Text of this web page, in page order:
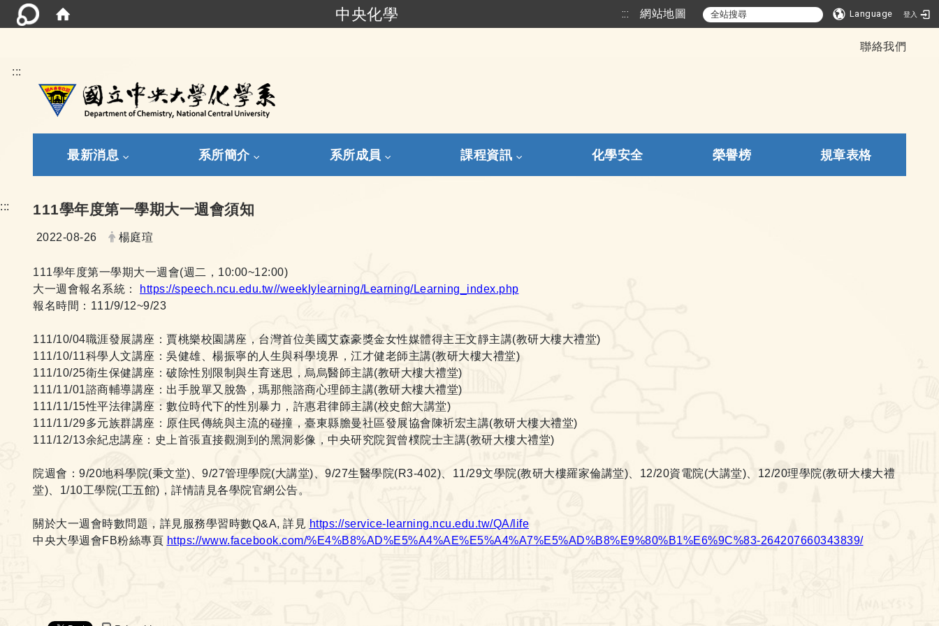
中央化學 ::: 網站地圖 Language 登入
聯絡我們
:::
最新消息 系所簡介 系所成員 課程資訊 化學安全 榮譽榜 規章表格
::: 111學年度第一學期大一週會須知
日期：
2022-08-26 發布者：
楊庭瑄
111學年度第一學期大一週會(週二， 10:00~12:00)
大一週會報名系統：
https://speech.ncu.edu.tw//weeklylearning/Learning/Learning_index.php
報名時間： 111/9/12~9/23
111/10/04職涯發展講座：賈桃樂校園講座，台灣首位美國艾森豪獎金女性媒體得主王文靜主講(教研大樓大禮堂)
111/10/11科學人文講座：吳健雄、楊振寧的人生與科學境界，江才健老師主講(教研大樓大禮堂)
111/10/25衛生保健講座：破除性別限制與生育迷思，烏烏醫師主講(教研大樓大禮堂)
111/11/01諮商輔導講座：出手脫單又脫魯，瑪那熊諮商心理師主講(教研大樓大禮堂)
111/11/15性平法律講座：數位時代下的性別暴力，許惠君律師主講(校史館大講堂)
111/11/29多元族群講座：原住民傳統與主流的碰撞，臺東縣膽曼社區發展協會陳祈宏主講(教研大樓大禮堂)
111/12/13余紀忠講座：史上首張直接觀測到的黑洞影像，中央研究院賀曾樸院士主講(教研大樓大禮堂)
院週會： 9/20地科學院(秉文堂) 9/27管理學院(大講堂) 9/27生醫學院(R3-402) 11/29文學院(教研大樓羅家倫講堂) 12/20資電院(大講堂) 12/20理學院(教研大樓大禮
堂) 1/10工學院(工五館) ，詳情請見各學院官網公告。
關於大一週會時數問題，詳見服務學習時數Q&A, 詳見 https://service-learning.ncu.edu.tw/QA/life
中央大學週會FB粉絲專頁 https://www.facebook.com/%E4%B8%AD%E5%A4%AE%E5%A4%A7%E5%AD%B8%E9%80%B1%E6%9C%83-264207660343839/